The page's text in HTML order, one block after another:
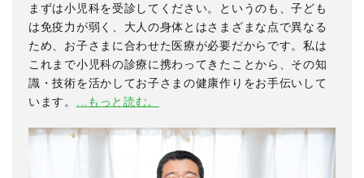
まずは小児科を受診してください。というのも、子ども
は免疫力が弱く、大人の身体とはさまざまな点で異なる
ため、お子さまに合わせた医療が必要だからです。私は
これまで小児科の診療に携わってきたことから、その知
識・技術を活かしてお子さまの健康作りをお手伝いして
います。
...もっと読む。